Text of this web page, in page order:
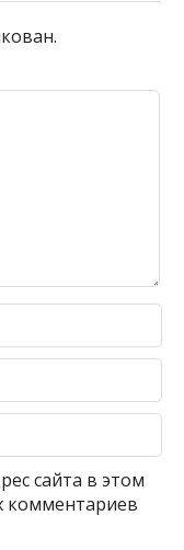
сайта в этом
комментариев